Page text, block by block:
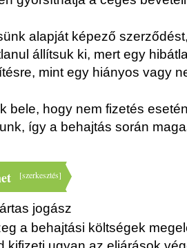
alapját képező
állítsuk ki, mert egy
mint egy hiányos vagy
bele, hogy nem fizetés
így a behajtás során
[szerkesztés]
jogász
a behajtási költségek